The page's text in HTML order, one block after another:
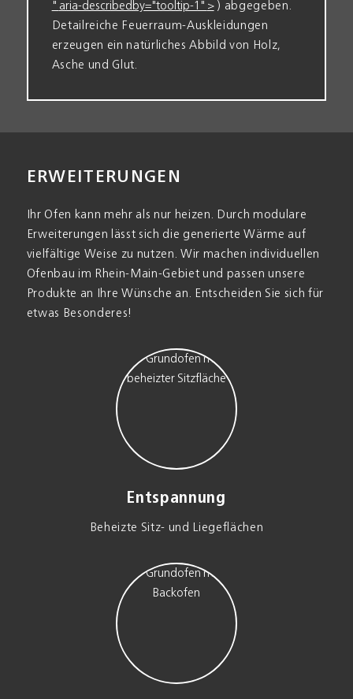
" aria-describedby="tooltip-1" >) ab­gegeben.
Detail­reiche Feuerraum-Auskleidungen
erzeugen ein natürliches Abbild von Holz,
Asche und Glut.
ERWEITERUNGEN
Ihr Ofen kann mehr als nur heizen. Durch modulare
Erweiterungen lässt sich die generierte Wärme auf
viel­fältige Weise zu nutzen. Wir machen individuellen
Ofen­bau im Rhein-Main-Gebiet und passen unsere
Produkte an Ihre Wünsche an. Entscheiden Sie sich für
etwas Besonderes!
Entspannung
Beheizte Sitz- und Liege­flächen